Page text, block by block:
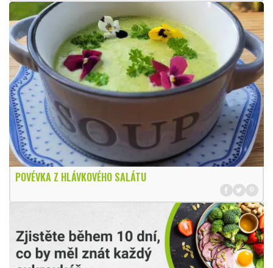
POVÉVKA Z HLÁVKOVÉHO SALÁTU